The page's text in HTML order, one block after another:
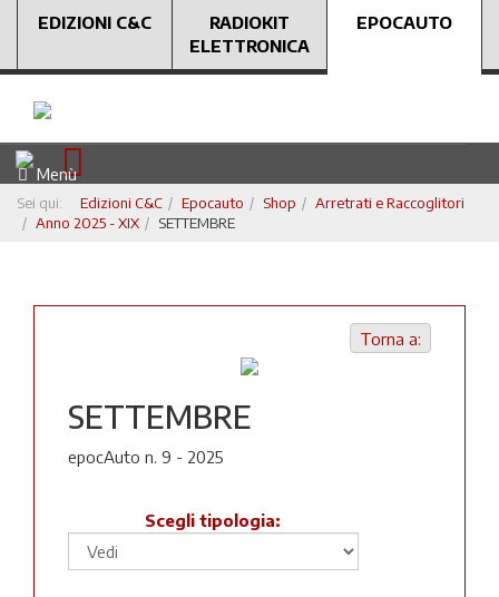
EDIZIONI C&C
RADIOKIT
ELETTRONICA
EPOCAUTO
Menù
Sei qui: Edizioni C&C Epocauto Shop
Arretrati e Raccoglitori
Anno 2025 - XIX
SETTEMBRE
Torna a:
SETTEMBRE
epocAuto n. 9 - 2025
Scegli tipologia: